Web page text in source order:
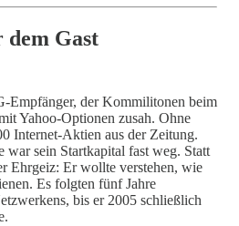
Gast
Empfänger, der Kommilitonen beim
Yahoo-Optionen zusah. Ohne
Internet-Aktien aus der Zeitung.
war sein Startkapital fast weg. Statt
Ehrgeiz: Er wollte verstehen, wie
Es folgten fünf Jahre
bis er 2005 schließlich